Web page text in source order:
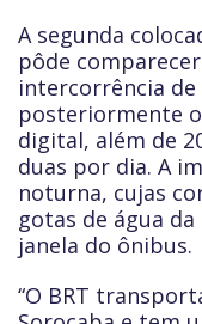
A segunda
pôde
intercorrência de
posteriormente
digital, além de
duas por dia. A
noturna, cujas
gotas de água
janela do ônibus.
“O BRT